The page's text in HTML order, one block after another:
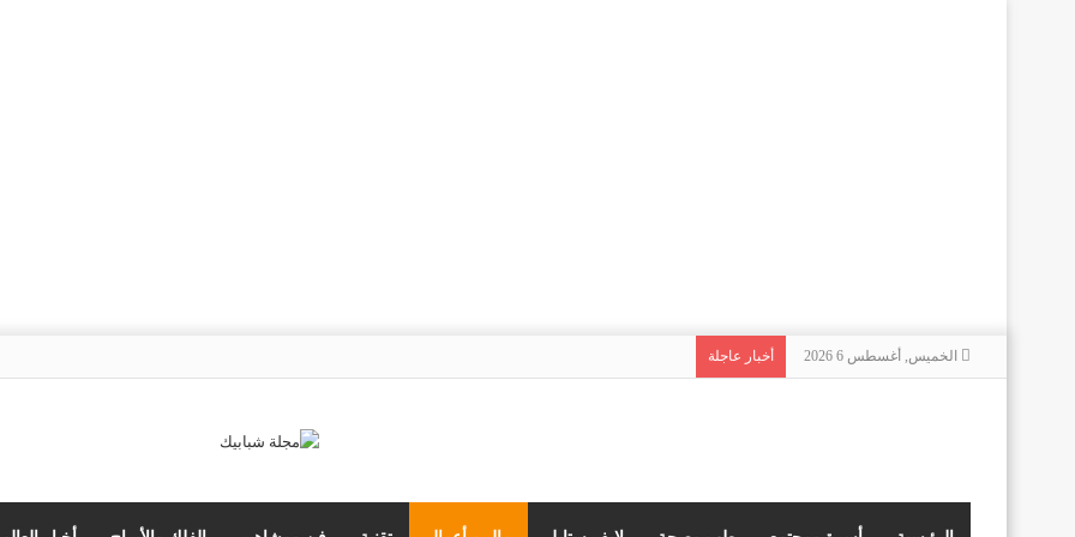
الخميس, أغسطس 6 2026 أخبار عاجلة